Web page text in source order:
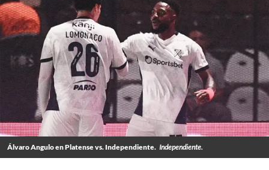
Álvaro Angulo en Platense vs. Independiente. Independiente.